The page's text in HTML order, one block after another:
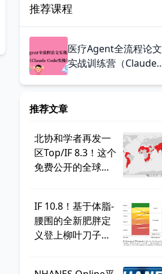
推荐课程
医疗Agent全流程论文
实战训练营（Claude
推荐文章
北协和学者再发一
区Top/IF 8.3！这个
免费公开的全球学
IF 10.8！基于体脂-
腰围的全新肥胖定
义登上柳叶刀子